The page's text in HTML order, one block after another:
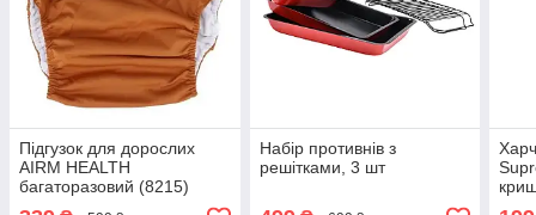
Підгузок для дорослих
AIRM HEALTH
багаторазовий (8215)
Набір противнів з
решітками, 3 шт